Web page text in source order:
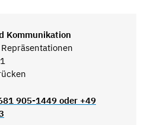
Kommunikation
905-1449 oder +49